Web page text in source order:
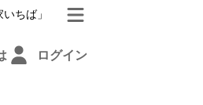
ちば」
ログイン